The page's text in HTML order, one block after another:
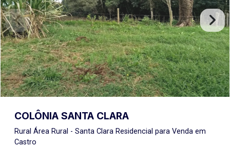
COLÔNIA SANTA CLARA
Rural Área Rural - Santa Clara Residencial para Venda em
Castro